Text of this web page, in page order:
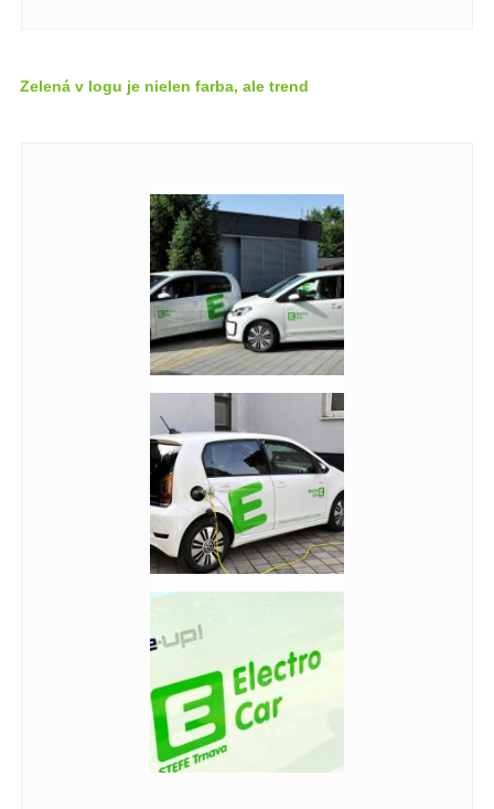
Zelená v logu je nielen farba, ale trend